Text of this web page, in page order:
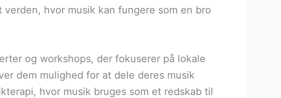
hvor musik kan fungere som en bro
og workshops, der fokuserer på lokale
dem mulighed for at dele deres musik
hvor musik bruges som et redskab til